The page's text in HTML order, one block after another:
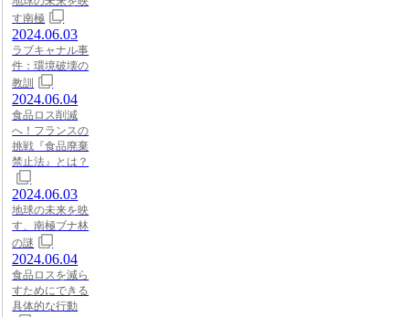
す南極
2024.06.03
ラブキャナル事
件：環境破壊の
教訓
2024.06.04
食品ロス削減
へ！フランスの
挑戦『食品廃棄
禁止法』とは？
2024.06.03
地球の未来を映
す、南極ブナ林
の謎
2024.06.04
食品ロスを減ら
すためにできる
具体的な行動